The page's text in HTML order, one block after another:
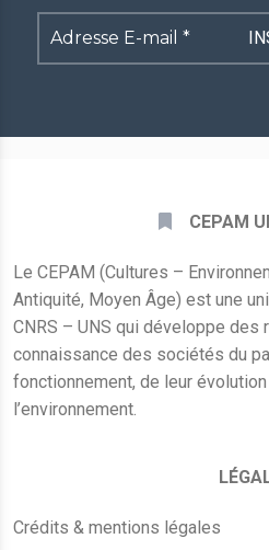
Adresse
E-
CEPAM
Le CEPAM (Cultures –
Antiquité, Moyen Âge) est une
CNRS – UNS qui développe des
connaissance des sociétés du
fonctionnement, de leur
l’environnement.
Crédits & mentions légales